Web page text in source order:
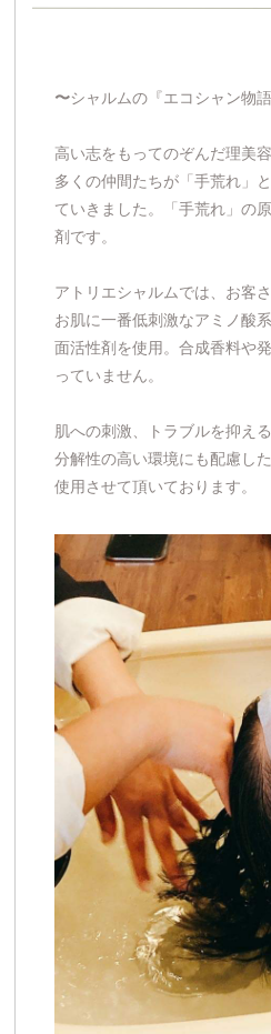
〜シャルムの『エコシャン物
高い志をもってのぞんだ理美容
多くの仲間たちが「手荒れ」
ていきました。「手荒れ」の
剤です。
アトリエシャルムでは、お客
お肌に一番低刺激なアミノ酸
面活性剤を使用。合成香料や
っていません。
肌への刺激、トラブルを抑え
分解性の高い環境にも配慮し
使用させて頂いております。